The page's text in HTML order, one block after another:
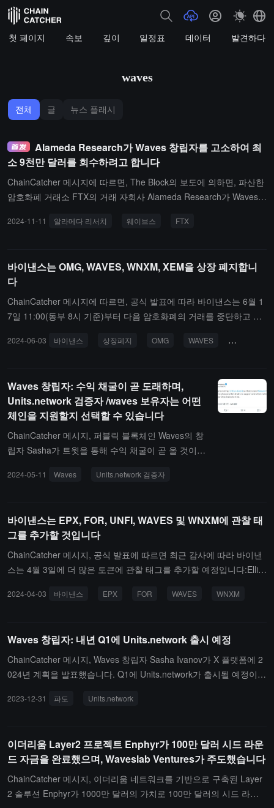
첫 페이지 속보 깊이 일정표 데이터 발견하다
waves
전체 글 뉴스 플래시
Alameda Research가 Waves 창립자를 고소하여 최
소 9천만 달러를 회수하려고 합니다
ChainCatcher 메시지에 따르면, The Block의 보도에 의하면, 파산한
암호화폐 거래소 FTX의 거래 자회사 Alameda Research가 Waves
러를 회수하기 위해 소송을 제기했습니다. Alameda는 일요일에 제출
Waves에서 운영되는 유동성 플랫폼 Vires.Finance에 보관했다고 덧
붙였습니다.문서에 따르면, 2022년 3월, Alameda는 Vires에 약 8000
만 달러의 USDT와 USDC를 입금했으며, 이 자금은 약 9000만 달러
의 USDN으로 환전된 것으로 알려졌습니다. Vires 사용자들은 Wave
수 있으며, Vires DAO의 거버넌스 권한을 얻도록 권장받았습니다. Al
래를 계획하여 WAVES의 가치를 인위적으로 상승시키고 Vires에서
자금을 빼냈다"고 밝혔습니다. Alameda는 채무자가 "동결된 자산의
관리권을 여러 차례 회복하려고 시도했다"고 지적하며, Ivanov가 "20
23년 1월 채무자와의 통화에 참여하기로 동의했다"고 언급했습니다.
그러나 문서에 따르면, Ivanov는 이후 채무자의 모든 다른 노력에 대
의 자금을 회수하기 위해 다양한 실체를 상대로 20건 이상의 소송을
2024-11-11 알라메다 리서치 웨이브스 FTX
바이낸스는 OMG, WAVES, WNXM, XEM을 상장 폐지합니
다
ChainCatcher 메시지에 따르면, 공식 발표에 따라 바이낸스는 6월 1
7일 11:00(동부 8시 기준)부터 다음 암호화폐의 거래를 중단하고 상
apped NXM(WNXM), NEM(XEM).
2024-06-03 바이낸스 상장폐지 OMG WAVES WNXM
Waves 창립자: 수익 채굴이 곧 도래하며,
Units.network 검증자 /waves 보유자는 어떤
체인을 지원할지 선택할 수 있습니다
ChainCatcher 메시지, 퍼블릭 블록체인 Waves의 창
립자 Sasha가 트윗을 통해 수익 채굴이 곧 올 것이라
유자)는 어떤 체인을 지원하고 어떤 Units Layer One
2024-05-11 Waves Units.network 검증자
바이낸스는 EPX, FOR, UNFI, WAVES 및 WNXM에 관찰 태
그를 추가할 것입니다
ChainCatcher 메시지, 공식 발표에 따르면 최근 감사에 따라 바이낸
스는 4월 3일에 더 많은 토큰에 관찰 태그를 추가할 예정입니다:Ellip
S), Wrapped NXM(WNXM).
2024-04-03 바이낸스 EPX FOR WAVES WNXM
Waves 창립자: 내년 Q1에 Units.network 출시 예정
ChainCatcher 메시지, Waves 창립자 Sasha Ivanov가 X 플랫폼에 2
024년 계획을 발표했습니다. Q1에 Units.network가 출시될 예정이
yer1 확장성 업그레이드가 진행될 것입니다.
2023-12-31 파도 Units.network
이더리움 Layer2 프로젝트 Enphyr가 100만 달러 시드 라운
드 자금을 완료했으며, Waveslab Ventures가 주도했습니다
ChainCatcher 메시지, 이더리움 네트워크를 기반으로 구축된 Layer
2 솔루션 Enphyr가 1000만 달러의 가치로 100만 달러의 시드 라운